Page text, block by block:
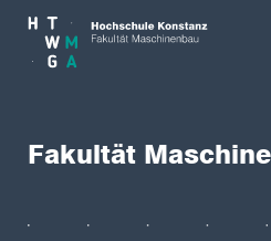
Skip to main content
Fakultät